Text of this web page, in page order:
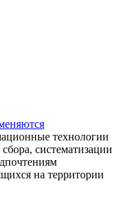
технологии
систематизации
на территории